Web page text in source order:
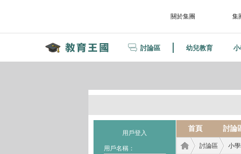
關於集團 集
討論區 幼兒教育
用戶登入
用戶名稱：
首頁 討論
討論區 小